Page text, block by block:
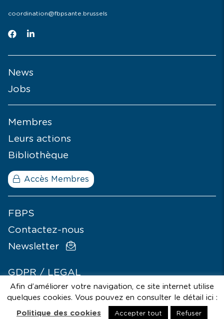
coordination@fbpsante.brussels
News
Jobs
Membres
Leurs actions
Bibliothèque
Accès Membres
FBPS
Contactez-nous
Newsletter
GDPR / LEGAL
© SIGNÉLAZER
Afin d’améliorer votre navigation, ce site internet utilise
quelques cookies. Vous pouvez en consulter le détail ici :
Politique des cookies Accepter tout Refuser